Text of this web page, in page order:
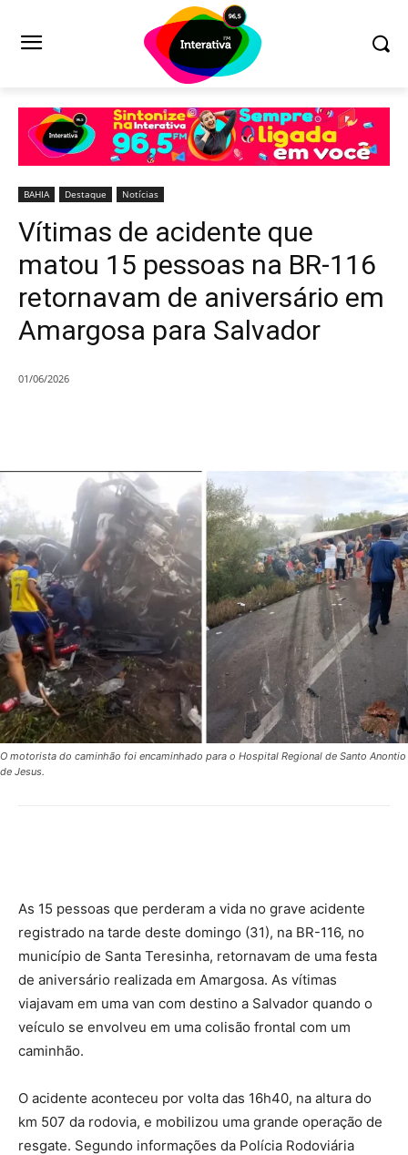
BAHIA Destaque Notícias
Vítimas de acidente que
matou 15 pessoas na BR-116
retornavam de aniversário em
Amargosa para Salvador
01/06/2026
O motorista do caminhão foi encaminhado para o Hospital Regional de Santo Anontio
de Jesus.
As 15 pessoas que perderam a vida no grave acidente
registrado na tarde deste domingo (31), na BR-116, no
município de Santa Teresinha, retornavam de uma festa
de aniversário realizada em Amargosa. As vítimas
viajavam em uma van com destino a Salvador quando o
veículo se envolveu em uma colisão frontal com um
caminhão.
O acidente aconteceu por volta das 16h40, na altura do
km 507 da rodovia, e mobilizou uma grande operação de
resgate. Segundo informações da Polícia Rodoviária